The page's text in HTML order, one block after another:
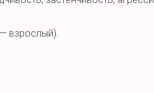
взрослый).